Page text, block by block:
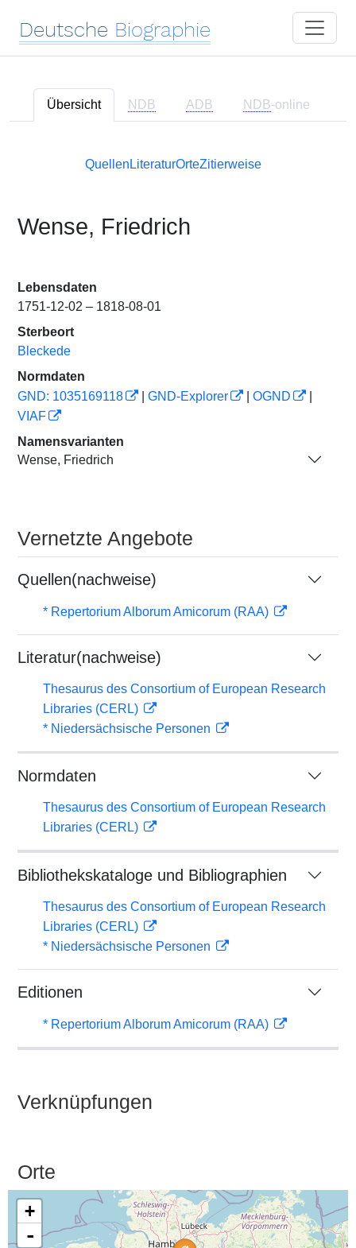
Deutsche Biographie
Übersicht NDB ADB NDB-online
Quellen LiteraturOrteZitierweise
Wense, Friedrich
Lebensdaten
1751-12-02 – 1818-08-01
Sterbeort
Bleckede
Normdaten
GND: 1035169118
GND-Explorer OGND
VIAF
Namensvarianten
Wense, Friedrich
Vernetzte Angebote
Quellen(nachweise)
* Repertorium Alborum Amicorum (RAA)
Literatur(nachweise)
Thesaurus des Consortium of European Research
Libraries (CERL)
* Niedersächsische Personen
Normdaten
Thesaurus des Consortium of European Research
Libraries (CERL)
Bibliothekskataloge und Bibliographien
Thesaurus des Consortium of European Research
Libraries (CERL)
* Niedersächsische Personen
Editionen
* Repertorium Alborum Amicorum (RAA)
Verknüpfungen
Orte
+
-